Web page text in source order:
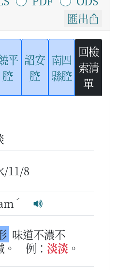
匯出
平
腔
詔安
腔
南四
縣腔
回檢
索清
單
/11/8
ˊ
味道不濃不
例： 淡淡 。